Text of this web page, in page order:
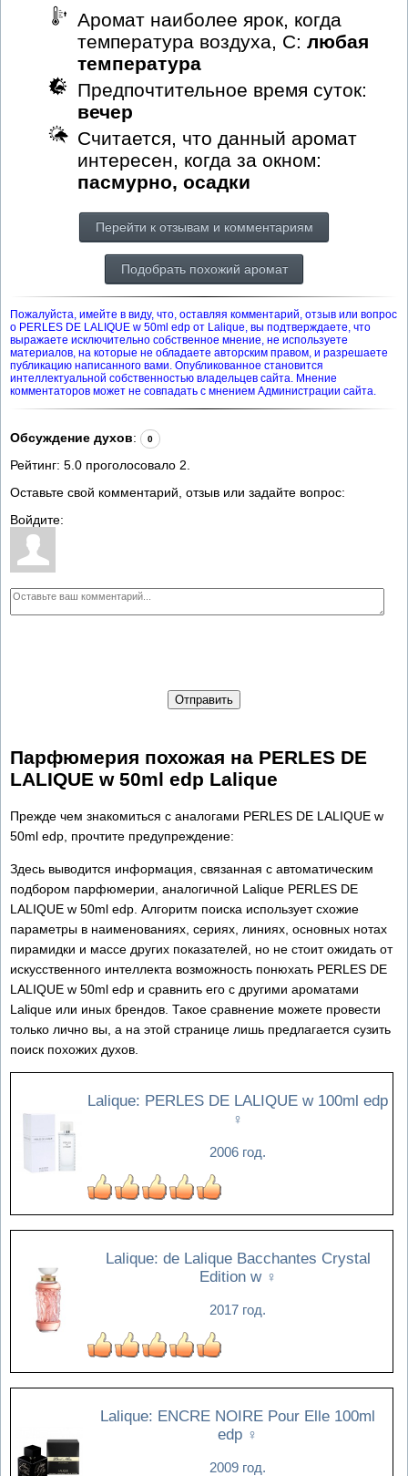
Аромат наиболее ярок, когда
температура воздуха, С: любая
температура
Предпочтительное время суток:
вечер
Считается, что данный аромат
интересен, когда за окном:
пасмурно, осадки
Перейти к отзывам и комментариям
Подобрать похожий аромат
Пожалуйста, имейте в виду, что, оставляя комментарий, отзыв или вопрос
о PERLES DE LALIQUE w 50ml edp от Lalique, вы подтверждаете, что
выражаете исключительно собственное мнение, не используете
материалов, на которые не обладаете авторским правом, и разрешаете
публикацию написанного вами. Опубликованное становится
интеллектуальной собственностью владельцев сайта. Мнение
комментаторов может не совпадать с мнением Администрации сайта.
Обсуждение духов: 0
Рейтинг: 5.0 проголосовало 2
Оставьте свой комментарий, отзыв или задайте вопрос:
Войдите:
Отправить
Парфюмерия похожая на PERLES DE
LALIQUE w 50ml edp Lalique
Прежде чем знакомиться с аналогами PERLES DE LALIQUE w
50ml edp, прочтите предупреждение:
Здесь выводится информация, связанная с автоматическим
подбором парфюмерии, аналогичной Lalique PERLES DE
LALIQUE w 50ml edp. Алгоритм поиска использует схожие
параметры в наименованиях, сериях, линиях, основных нотах
пирамидки и массе других показателей, но не стоит ожидать от
искусственного интеллекта возможность понюхать PERLES DE
LALIQUE w 50ml edp и сравнить его с другими ароматами
Lalique или иных брендов. Такое сравнение можете провести
только лично вы, а на этой странице лишь предлагается сузить
поиск похожих духов.
Lalique: PERLES DE LALIQUE w 100ml edp
♀
2006 год.
Lalique: de Lalique Bacchantes Crystal
Edition w ♀
2017 год.
Lalique: ENCRE NOIRE Pour Elle 100ml
edp ♀
2009 год.